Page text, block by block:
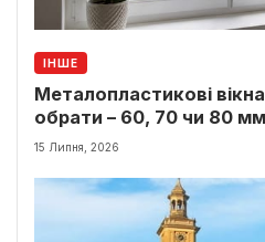
ІНШЕ
Металопластикові
обрати – 60, 70 чи 80
15 Липня, 2026